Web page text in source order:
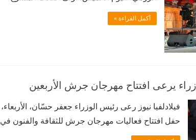
الجنوبي لمهرجان جرش للثقافة والفنون في
دورته الـ 40. وحضر أمسية الرومي، وزير
دورته لهذا العام أكثر …
أكمل القراءة »
يرعى افتتاح مهرجان جرش الأربعين
فيلادلفيا نيوز رعى رئيس الوزراء جعفر حسّان، الأربعاء،
حفل افتتاح فعاليات مهرجان جرش للثقافة والفنون في
دورته الـ40 في المسرح الشمالي في مدينة جرش